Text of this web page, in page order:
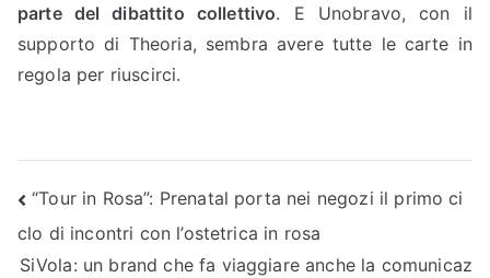
parte del dibattito collettivo. E Unobravo, con il
supporto di Theoria, sembra avere tutte le carte in
regola per riuscirci.
Navigazione
articoli
“Tour in Rosa”: Prenatal porta nei negozi il primo ci
clo di incontri con l’ostetrica in rosa
SiVola: un brand che fa viaggiare anche la comunicaz